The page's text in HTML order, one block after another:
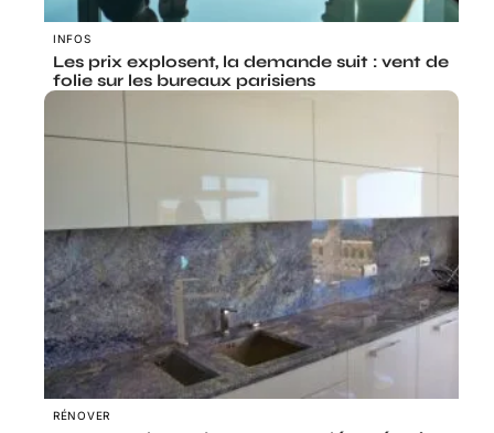
INFOS
Les prix explosent, la demande suit : vent de
folie sur les bureaux parisiens
RÉNOVER